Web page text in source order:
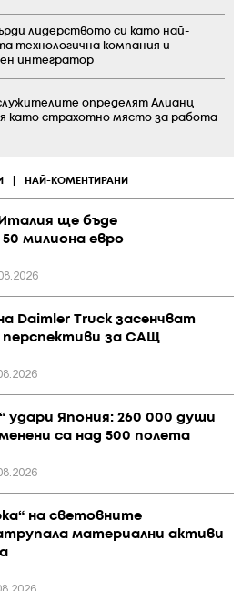
НАЙ-КОМЕНТИРАНИ
Италия ще бъде
милиона евро
Daimler Truck засенчват
за САЩ
удари Япония: 260 000 души
са над 500 полета
на световните
материални активи
лидерството си като най-
технологична компания и
интегратор
определят Алианц
като страхотно място за работа